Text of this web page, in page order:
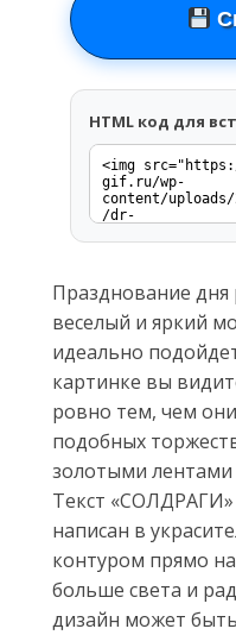
HTML код для
Празднование дня
веселый и яркий
идеально
картинке вы
ровно тем, чем
подобных
золотыми лентами
Текст
написан в
контуром прямо
больше света и
дизайн может